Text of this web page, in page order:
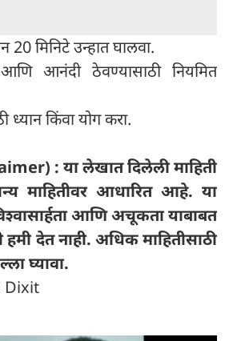
20 मिनिटे उन्हात घालवा.
आनंदी ठेवण्यासाठी नियमित
ध्यान किंवा योग करा.
: या लेखात दिलेली माहिती
माहितीवर आधारित आहे. या
आणि अचूकता याबाबत
देत ​​नाही. अधिक माहितीसाठी
घ्यावा.
Dixit